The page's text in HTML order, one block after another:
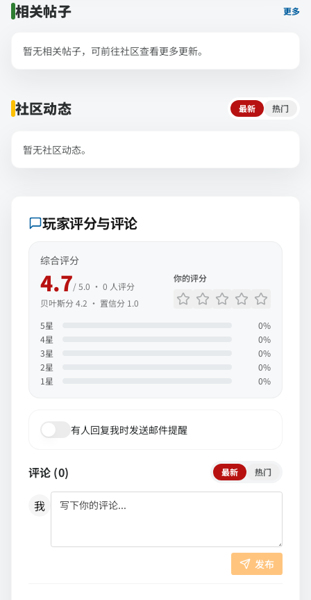
相关帖子 更多
暂无相关帖子，可前往社区查看更多更新。
社区动态 最新 热门
暂无社区动态。
玩家评分与评论
综合评分
4.7/ 5.0 · 0 人评分
贝叶斯分4.2 · 置信分 1.0
你的评分
5星 0%
4星 0%
3星 0%
2星 0%
1 星 0%
有人回复我时发送邮件提醒
评论 (0) 最新 热门
我
发布